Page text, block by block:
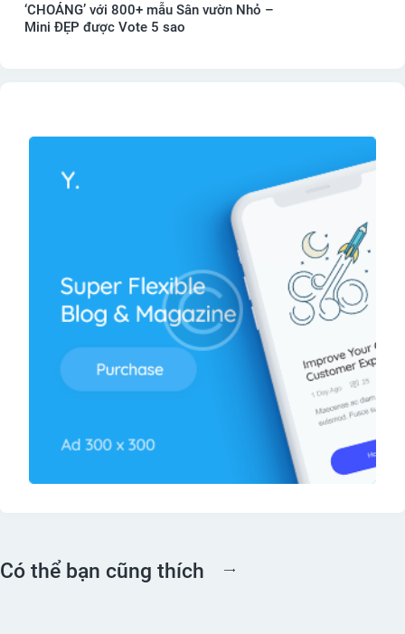
‘CHOÁNG’ với 800+ mẫu Sân vườn Nhỏ –
Mini ĐẸP được Vote 5 sao
Có thể bạn cũng thích